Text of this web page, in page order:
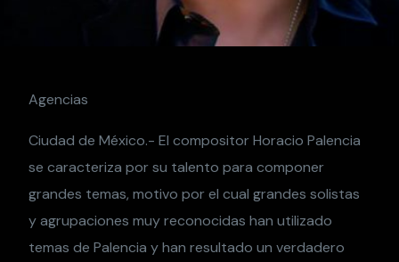
Agencias
Ciudad de México.- El compositor Horacio Palencia
se caracteriza por su talento para componer
grandes temas, motivo por el cual grandes solistas
y agrupaciones muy reconocidas han utilizado
temas de Palencia y han resultado un verdadero